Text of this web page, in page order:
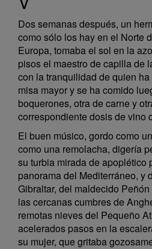
Dos semanas después, un
como sólo los hay en el Norte
Europa, tomaba el sol en la
pisos el maestro de capilla de
con la tranquilidad de quien
misa mayor y se ha comido
boquerones, otra de carne y
correspondiente dosis de vino
El buen músico, gordo como
como una remolacha, digería
su turbia mirada de apoplético
panorama del Mediterráneo, y
Gibraltar, del maldecido
las cercanas cumbres de
remotas nieves del Pequeño
acelerados pasos en la
su mujer, que gritaba